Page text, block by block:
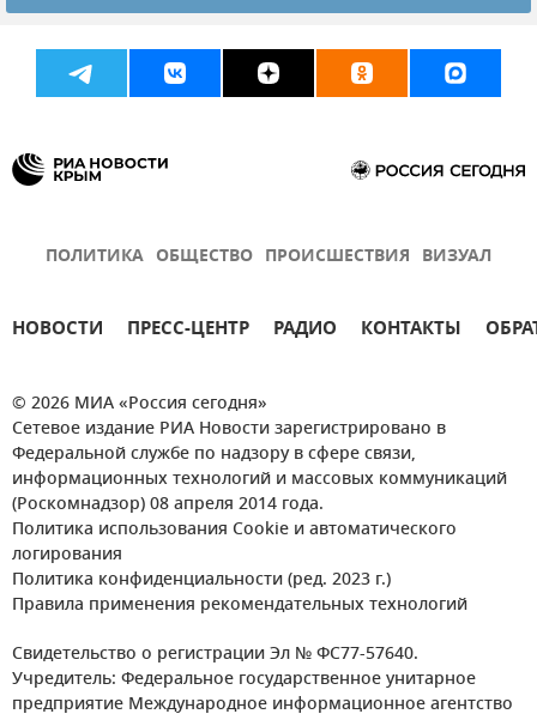
ПОЛИТИКА ОБЩЕСТВО ПРОИСШЕСТВИЯ ВИЗУАЛ
НОВОСТИ ПРЕСС-ЦЕНТР РАДИО КОНТАКТЫ
© 2026 МИА «Россия сегодня»
Сетевое издание РИА Новости зарегистрировано в
Федеральной службе по надзору в сфере связи,
информационных технологий и массовых коммуникаций
(Роскомнадзор) 08 апреля 2014 года.
Политика использования Cookie и автоматического
логирования
Политика конфиденциальности (ред. 2023 г.)
Правила применения рекомендательных технологий
Свидетельство о регистрации Эл № ФС77-57640.
Учредитель: Федеральное государственное унитарное
предприятие Международное информационное агентство